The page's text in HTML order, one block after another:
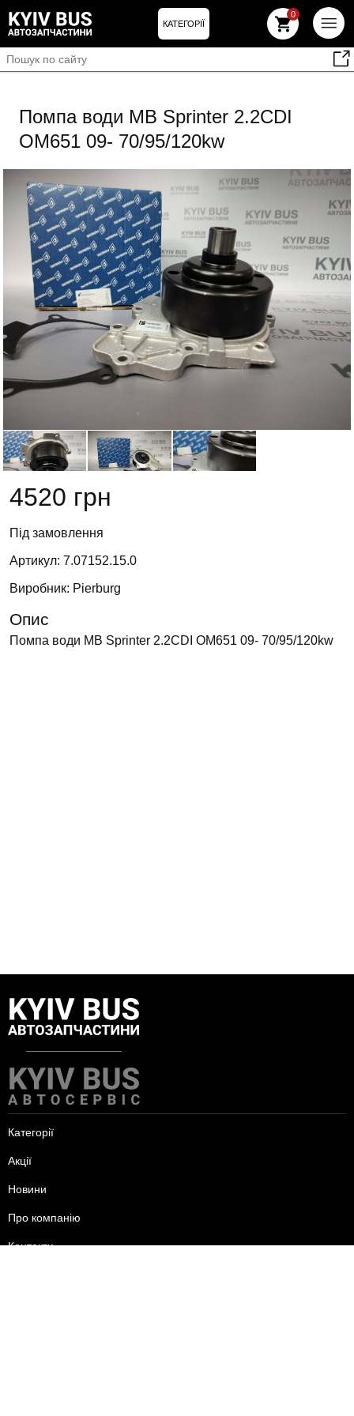
КАТЕГОРІЇ
0
Помпа води MB Sprinter 2.2CDI
OM651 09- 70/95/120kw
4520 грн
Під замовлення
Артикул: 7.07152.15.0
Виробник: Pierburg
Опис
Помпа води MB Sprinter 2.2CDI OM651 09- 70/95/120kw
Категорії
Акції
Новини
Про компанію
Контакти